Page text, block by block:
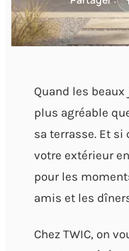
Quand les beaux
plus agréable
sa terrasse. Et
votre extérieur
pour les
amis et les
Chez TWIC, on